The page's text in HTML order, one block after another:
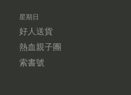
星期日
好人送貨
熱血親子團
索書號